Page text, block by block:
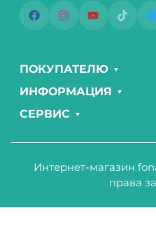
ПОКУПАТЕЛЮ
ИНФОРМАЦИЯ
СЕРВИС
Интернет-магазин
права